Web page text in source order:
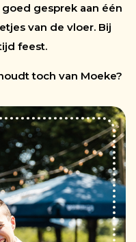
gesprek aan één
van de vloer. Bij
feest.
toch van Moeke?